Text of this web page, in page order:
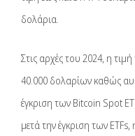
δολάρια.
Στις αρχές του 2024, η
40.000 δολαρίων καθώς
έγκριση των Bitcoin Spot
μετά την έγκριση των